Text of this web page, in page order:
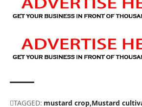
TAGGED: mustard crop Mustard